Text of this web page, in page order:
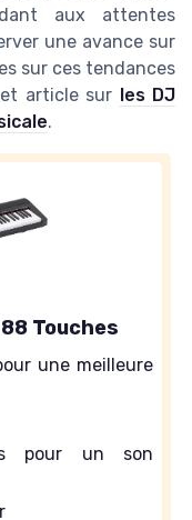
aux attentes
une avance sur
sur ces tendances
article sur les DJ
.
Touches
une meilleure
pour un son